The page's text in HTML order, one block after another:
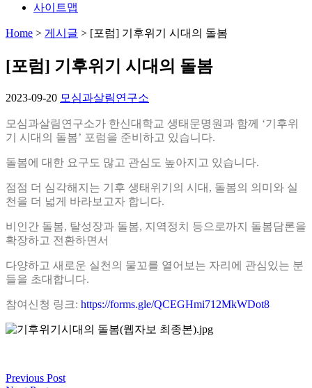
사이트맵
Home > 게시글 > [포럼] 기후위기 시대의 돌봄
[포럼] 기후위기 시대의 돌봄
2023-09-20 모심과살림연구소
모심과살림연구소가 한신대학교 생태문명원과 함께 ‘기후위
기 시대의 돌봄’ 포럼을 준비하고 있습니다.
돌봄에 대한 요구도 많고 관심도 높아지고 있습니다.
점점 더 심각해지는 기후 생태위기의 시대, 돌봄의 의미와 실
천을 더 넓게 바라보고자 합니다.
비인간 돌봄, 탈성장과 돌봄, 지역정치 등으로까지 돌봄담론을
확장하고 전환하면서
다양하고 새로운 실천의 물꼬를 열어보는 자리에 관심있는 분
들을 초대합니다.
참여신청 링크: https://forms.gle/QCEGHmi712MkWDot8
Previous Post